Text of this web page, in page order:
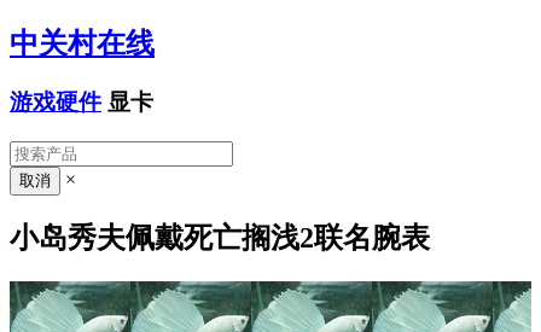
中关村在线
游戏硬件 显卡
×
小岛秀夫佩戴死亡搁浅2联名腕表